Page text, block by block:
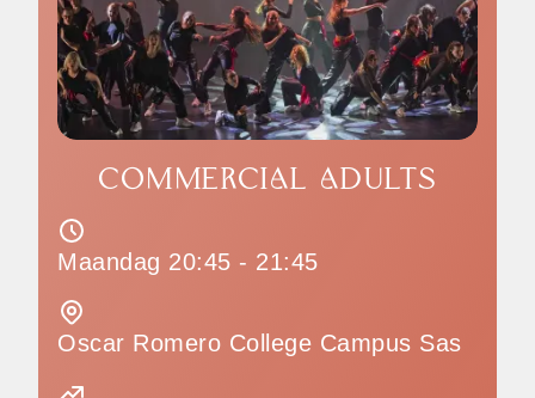
COMMERCIAL ADULTS
Maandag 20:45 - 21:45
Oscar Romero College Campus Sas